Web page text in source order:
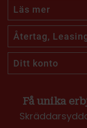
Läs mer
Återtag,
Ditt konto
Få unika